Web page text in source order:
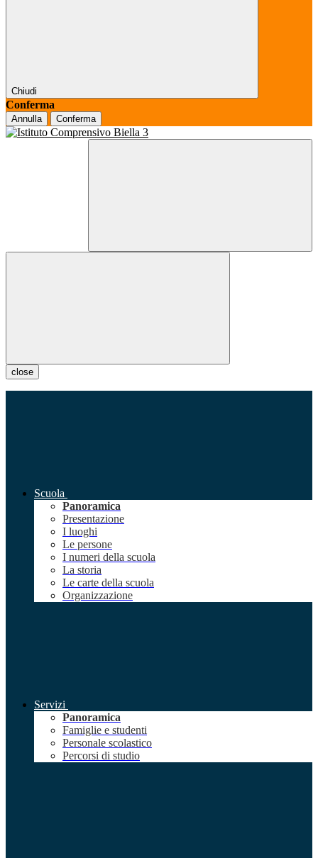
Chiudi
Conferma
Annulla Conferma
close
Scuola
Panoramica
Presentazione
I luoghi
Le persone
I numeri della scuola
La storia
Le carte della scuola
Organizzazione
Servizi
Panoramica
Famiglie e studenti
Personale scolastico
Percorsi di studio